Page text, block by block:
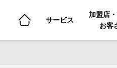
サービス
加盟店
お客